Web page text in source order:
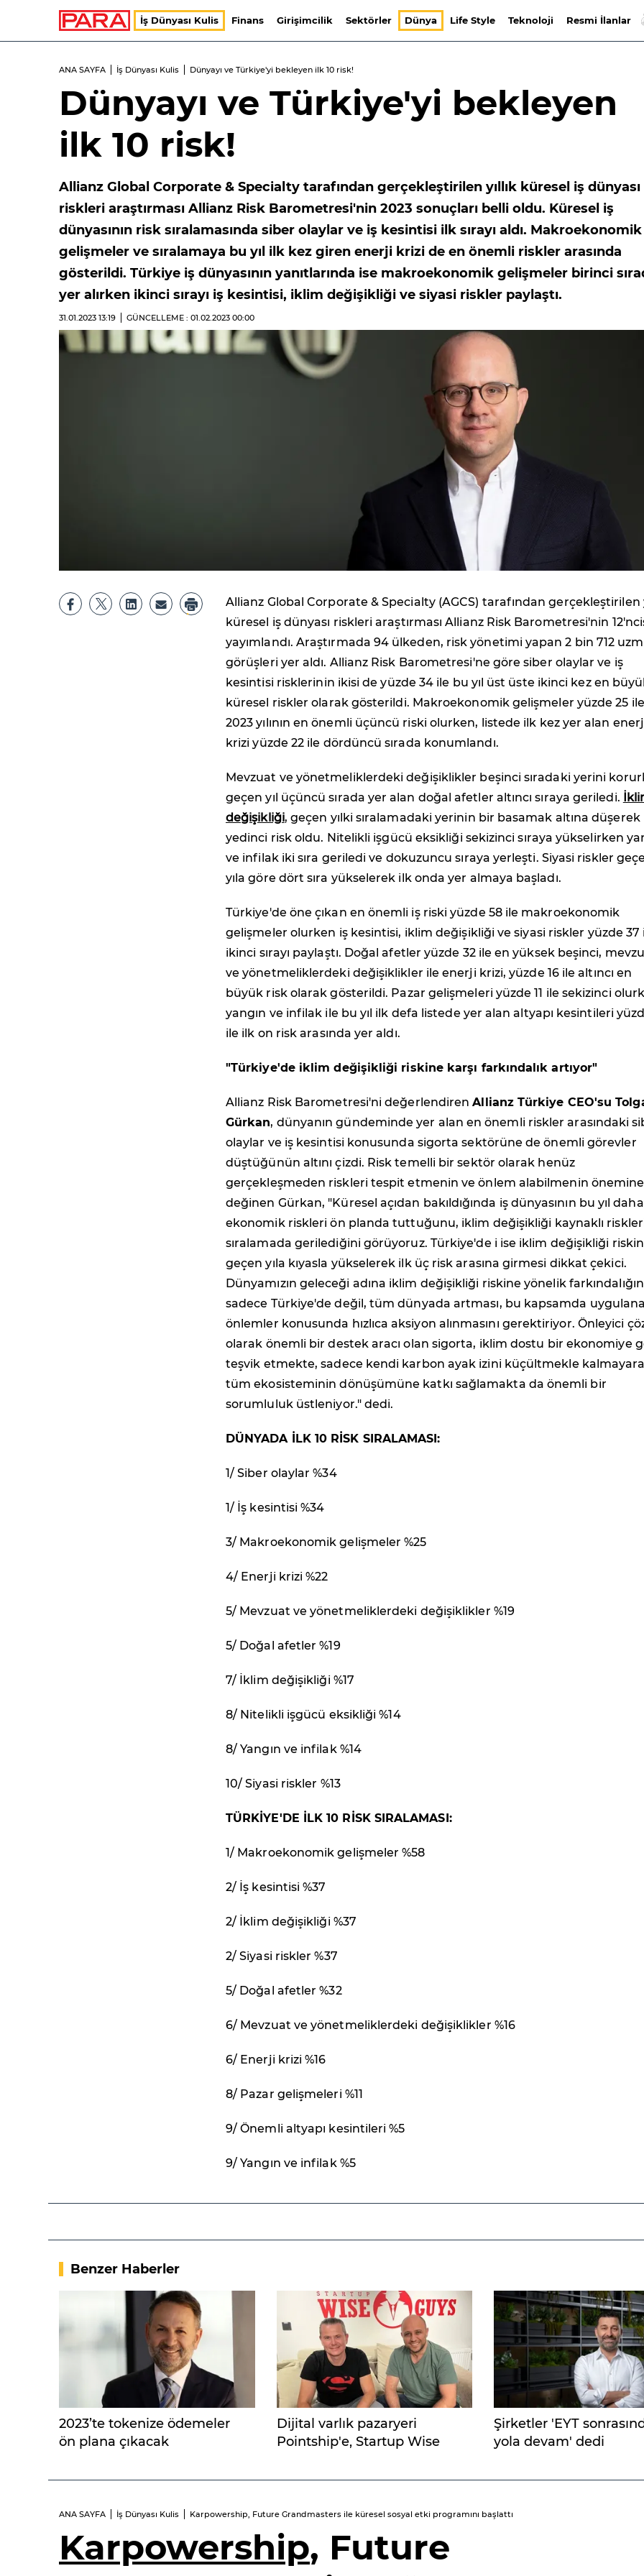
İş Dünyası Kulis Finans Girişimcilik Sektörler Dünya Life Style Teknoloji Resmi İlanlar
ANA SAYFA İş Dünyası Kulis Dünyayı ve Türkiye'yi bekleyen ilk 10 risk!
Dünyayı ve Türkiye'yi bekleyen
ilk 10 risk!
Allianz Global Corporate & Specialty tarafından gerçekleştirilen yıllık küresel iş dünyası
riskleri araştırması Allianz Risk Barometresi'nin 2023 sonuçları belli oldu. Küresel iş
dünyasının risk sıralamasında siber olaylar ve iş kesintisi ilk sırayı aldı. Makroekonomik
gelişmeler ve sıralamaya bu yıl ilk kez giren enerji krizi de en önemli riskler arasında
gösterildi. Türkiye iş dünyasının yanıtlarında ise makroekonomik gelişmeler birinci
yer alırken ikinci sırayı iş kesintisi, iklim değişikliği ve siyasi riskler paylaştı.
31.01.2023 13:19 GÜNCELLEME : 01.02.2023 00:00
Allianz Global Corporate & Specialty (AGCS) tarafından gerçekleştirilen
küresel iş dünyası riskleri araştırması Allianz Risk Barometresi'nin
yayımlandı. Araştırmada 94 ülkeden, risk yönetimi yapan 2 bin 712
görüşleri yer aldı. Allianz Risk Barometresi'ne göre siber olaylar ve iş
kesintisi risklerinin ikisi de yüzde 34 ile bu yıl üst üste ikinci kez en
küresel riskler olarak gösterildi. Makroekonomik gelişmeler yüzde 25 ile
2023 yılının en önemli üçüncü riski olurken, listede ilk kez yer alan
krizi yüzde 22 ile dördüncü sırada konumlandı.
Mevzuat ve yönetmeliklerdeki değişiklikler beşinci sıradaki yerini
geçen yıl üçüncü sırada yer alan doğal afetler altıncı sıraya geriledi.
değişikliği, geçen yılki sıralamadaki yerinin bir basamak altına düşerek
yedinci risk oldu. Nitelikli işgücü eksikliği sekizinci sıraya yükselirken
ve infilak iki sıra geriledi ve dokuzuncu sıraya yerleşti. Siyasi riskler
yıla göre dört sıra yükselerek ilk onda yer almaya başladı.
Türkiye'de öne çıkan en önemli iş riski yüzde 58 ile makroekonomik
gelişmeler olurken iş kesintisi, iklim değişikliği ve siyasi riskler yüzde 37
ikinci sırayı paylaştı. Doğal afetler yüzde 32 ile en yüksek beşinci,
ve yönetmeliklerdeki değişiklikler ile enerji krizi, yüzde 16 ile altıncı en
büyük risk olarak gösterildi. Pazar gelişmeleri yüzde 11 ile sekizinci
yangın ve infilak ile bu yıl ilk defa listede yer alan altyapı kesintileri
ile ilk on risk arasında yer aldı.
"Türkiye'de iklim değişikliği riskine karşı farkındalık artıyor"
Allianz Risk Barometresi'ni değerlendirenAllianz Türkiye CEO'su
Gürkan, dünyanın gündeminde yer alan en önemli riskler arasındaki
olaylar ve iş kesintisi konusunda sigorta sektörüne de önemli görevler
düştüğünün altını çizdi. Risk temelli bir sektör olarak henüz
gerçekleşmeden riskleri tespit etmenin ve önlem alabilmenin önemine
değinen Gürkan, "Küresel açıdan bakıldığında iş dünyasının bu yıl
ekonomik riskleri ön planda tuttuğunu, iklim değişikliği kaynaklı
sıralamada gerilediğini görüyoruz. Türkiye'de i ise iklim değişikliği
geçen yıla kıyasla yükselerek ilk üç risk arasına girmesi dikkat çekici.
Dünyamızın geleceği adına iklim değişikliği riskine yönelik farkındalığın
sadece Türkiye'de değil, tüm dünyada artması, bu kapsamda
önlemler konusunda hızlıca aksiyon alınmasını gerektiriyor. Önleyici
olarak önemli bir destek aracı olan sigorta, iklim dostu bir ekonomiye
teşvik etmekte, sadece kendi karbon ayak izini küçültmekle
tüm ekosisteminin dönüşümüne katkı sağlamakta da önemli bir
sorumluluk üstleniyor." dedi.
DÜNYADA İLK 10 RİSK SIRALAMASI:
1/ Siber olaylar %34
1/ İş kesintisi %34
3/ Makroekonomik gelişmeler %25
4/ Enerji krizi %22
5/ Mevzuat ve yönetmeliklerdeki değişiklikler %19
5/ Doğal afetler %19
7/ İklim değişikliği %17
8/ Nitelikli işgücü eksikliği %14
8/ Yangın ve infilak %14
10/ Siyasi riskler %13
TÜRKİYE'DE İLK 10 RİSK SIRALAMASI:
1/ Makroekonomik gelişmeler %58
2/ İş kesintisi %37
2/ İklim değişikliği %37
2/ Siyasi riskler %37
5/ Doğal afetler %32
6/ Mevzuat ve yönetmeliklerdeki değişiklikler %16
6/ Enerji krizi %16
8/ Pazar gelişmeleri %11
9/ Önemli altyapı kesintileri %5
9/ Yangın ve infilak %5
Benzer Haberler
2023’te tokenize ödemeler
ön plana çıkacak
Dijital varlık pazaryeri
Pointship'e, Startup Wise
Şirketler 'EYT
yola devam' dedi
ANA SAYFA İş Dünyası Kulis Karpowership, Future Grandmasters ile küresel sosyal etki programını başlattı
Karpowership, Future